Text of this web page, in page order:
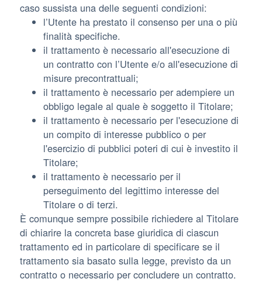
caso sussista una delle seguenti condizioni:
l’Utente ha prestato il consenso per una o più
finalità specifiche.
il trattamento è necessario all'esecuzione di
un contratto con l’Utente e/o all'esecuzione di
misure precontrattuali;
il trattamento è necessario per adempiere un
obbligo legale al quale è soggetto il Titolare;
il trattamento è necessario per l'esecuzione di
un compito di interesse pubblico o per
l'esercizio di pubblici poteri di cui è investito il
Titolare;
il trattamento è necessario per il
perseguimento del legittimo interesse del
Titolare o di terzi.
È comunque sempre possibile richiedere al Titolare
di chiarire la concreta base giuridica di ciascun
trattamento ed in particolare di specificare se il
trattamento sia basato sulla legge, previsto da un
contratto o necessario per concludere un contratto.